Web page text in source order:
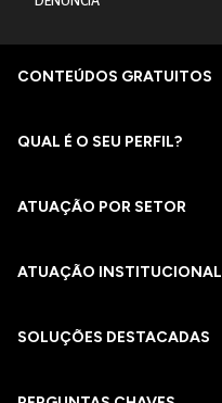
CONTEÚDOS GRATUITOS
QUAL É O SEU PERFIL?
ATUAÇÃO POR SETOR
ATUAÇÃO INSTITUCIONAL
SOLUÇÕES DESTACADAS